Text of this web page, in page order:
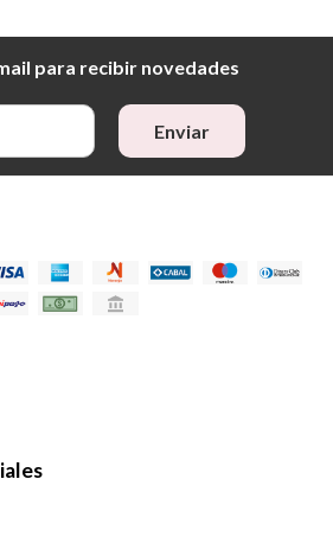
para recibir novedades
Enviar